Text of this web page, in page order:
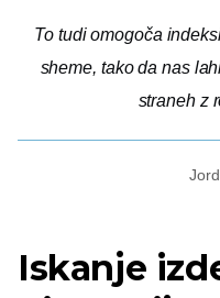
To tudi omogoča
sheme, tako da nas
straneh z
Iskanje